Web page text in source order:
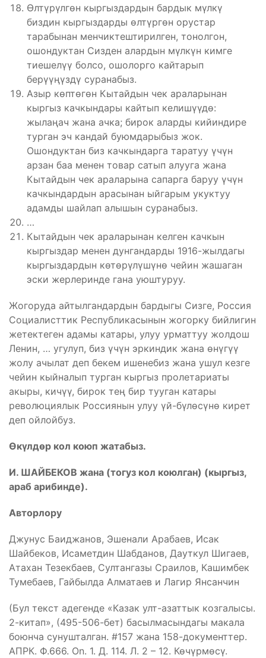
Өлтүрүлгөн кыргыздардын бардык мүлкү
биздин кыргыздарды өлтүргөн орустар
тарабынан менчиктештирилген, тонолгон,
ошондуктан Сизден алардын мүлкүн кимге
тиешелүү болсо, ошолорго кайтарып
берүүңүздү суранабыз.
Азыр көптөгөн Кытайдын чек араларынан
кыргыз качкындары кайтып келишүүдө:
жылаңач жана ачка; бирок аларды кийиндире
турган эч кандай буюмдарыбыз жок.
Ошондуктан биз качкындарга таратуу үчүн
арзан баа менен товар сатып алууга жана
Кытайдын чек араларына сапарга баруу үчүн
качкындардын арасынан ыйгарым укуктуу
адамды шайлап алышын суранабыз.
…
Кытайдын чек араларынан келген качкын
кыргыздар менен дунгандарды 1916-жылдагы
кыргыздардын көтөрүлүшүнө чейин жашаган
эски жерлеринде гана уюштуруу.
Жогоруда айтылгандардын бардыгы Сизге, Россия
Социалисттик Республикасынын жогорку бийлигин
жетектеген адамы катары, улуу урматтуу жолдош
Ленин, … угулуп, биз үчүн эркиндик жана өнүгүү
жолу ачылат деп бекем ишенебиз жана ушул кезге
чейин кыйналып турган кыргыз пролетариаты
акыры, кичүү, бирок тең бир тууган катары
революциялык Россиянын улуу үй-бүлөсүнө кирет
деп ойлойбуз.
Өкүлдөр кол коюп жатабыз.
И. ШАЙБЕКОВ жана (тогуз кол коюлган) (кыргыз,
араб арибинде).
Авторлору
Джунус Баиджанов, Эшенали Арабаев, Исак
Шайбеков, Исаметдин Шабданов, Дауткул Шигаев,
Атахан Тезекбаев, Султангазы Сраилов, Кашимбек
Тумебаев, Гайбылда Алматаев и Лагир Янсанчин
(Бул текст адегенде «Казак улт-азаттык козгалысы.
2-китап», (495-506-бет) басылмасындагы макала
боюнча сунушталган. #157 жана 158-документтер.
АПРК. Ф.666. On. 1. Д. 114. Л. 2 – 12. Көчүрмөсү.